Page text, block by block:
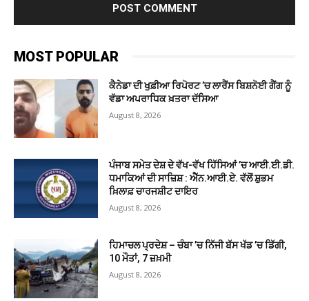
MOST POPULAR
ਕੈਨੇਡਾ ਦੀ ਖੁਫ਼ੀਆ ਰਿਪੋਰਟ ’ਚ ਲਾਰੈਂਸ ਬਿਸ਼ਨੋਈ ਗੈਂਗ ਨੂੰ
ਵੱਡਾ ਅਪਰਾਧਿਕ ਖ਼ਤਰਾ ਦੱਸਿਆ
August 8, 2026
ਪੰਜਾਬ ਸਮੇਤ ਦੇਸ਼ ਦੇ ਵੱਖ-ਵੱਖ ਹਿੱਸਿਆਂ ’ਚ ਆਈ.ਈ.ਡੀ.
ਧਮਾਕਿਆਂ ਦੀ ਸਾਜ਼ਿਸ਼ : ਐੱਨ.ਆਈ.ਏ. ਵੱਲੋਂ ਸ਼ੁਭਮ
ਖ਼ਿਲਾਫ਼ ਚਾਰਜਸ਼ੀਟ ਦਾਇਰ
August 8, 2026
ਹਿਮਾਚਲ ਪ੍ਰਦੇਸ਼ – ਚੰਬਾ ’ਚ ਨਿੱਜੀ ਬੱਸ ਖੱਡ ’ਚ ਡਿੱਗੀ,
10 ਮੌਤਾਂ, 7 ਜ਼ਖ਼ਮੀ
August 8, 2026